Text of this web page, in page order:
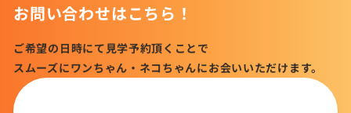
お問い合わせはこちら！
ご希望の日時にて見学予約頂くことで
スムーズにワンちゃん・ネコちゃんにお会いいただけます。